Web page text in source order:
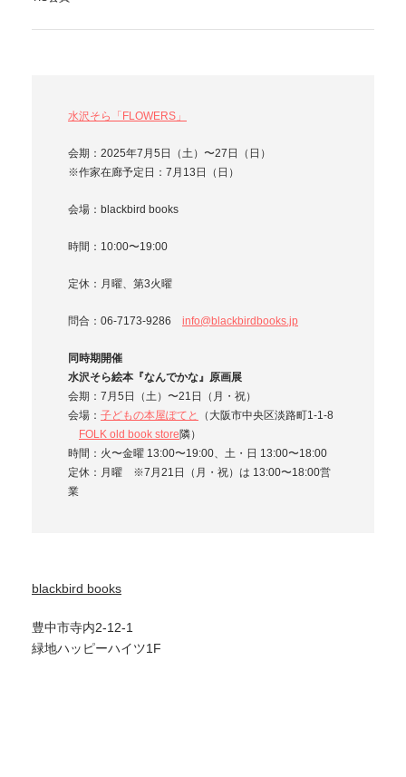
水沢そら「FLOWERS」
会期：2025年7月5日（土）〜27日（日）
※作家在廊予定日：7月13日（日）
会場：blackbird books
時間：10:00〜19:00
定休：月曜、第3火曜
問合：06-7173-9286 info@blackbirdbooks.jp
同時期開催
水沢そら絵本『なんでかな』原画展
会期：7月5日（土）〜21日（月・祝）
会場： 子どもの本屋ぽてと
（大阪市中央区淡路町1-1-8
FOLK old book store隣）
時間：火〜金曜 13:00〜19:00、土・日 13:00〜18:00
定休：月曜 ※7月21日（月・祝）は 13:00〜18:00営
業
blackbird books
豊中市寺内2-12-1
緑地ハッピーハイツ1F